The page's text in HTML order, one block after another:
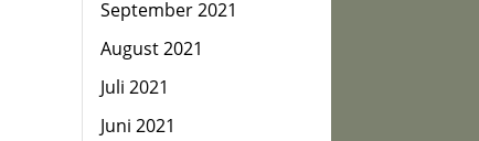
September 2021
August 2021
Juli 2021
Juni 2021